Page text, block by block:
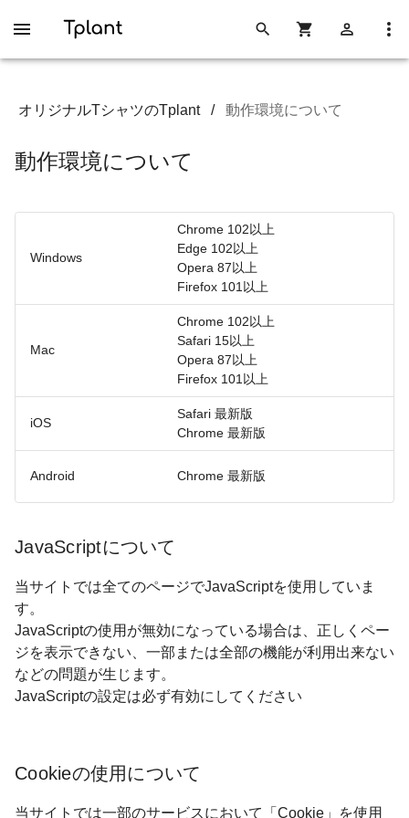
オリジナルTシャツのTplant / 動作環境について
動作環境について
Windows
Chrome 102以上
Edge 102以上
Opera 87以上
Firefox 101以上
Mac
Chrome 102以上
Safari 15以上
Opera 87以上
Firefox 101以上
iOS
Safari 最新版
Chrome 最新版
Android Chrome 最新版
JavaScriptについて
当サイトでは全てのページでJavaScriptを使用していま
す。
JavaScriptの使用が無効になっている場合は、正しくペー
ジを表示できない、一部または全部の機能が利用出来ない
などの問題が生じます。
JavaScriptの設定は必ず有効にしてください
Cookieの使用について
当サイトでは一部のサービスにおいて「Cookie」を使用